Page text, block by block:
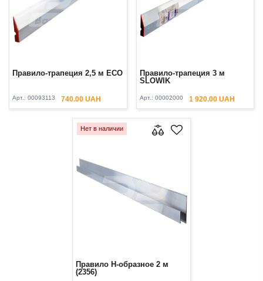
Правило-трапеция 2,5 м ECO
Арт.: 00093113 740.00 UAH
Правило-трапеция 3 м
SLOWIK
Арт.: 00002000 1 920.00 UAH
Нет в наличии
Правило H-образное 2 м
(2356)